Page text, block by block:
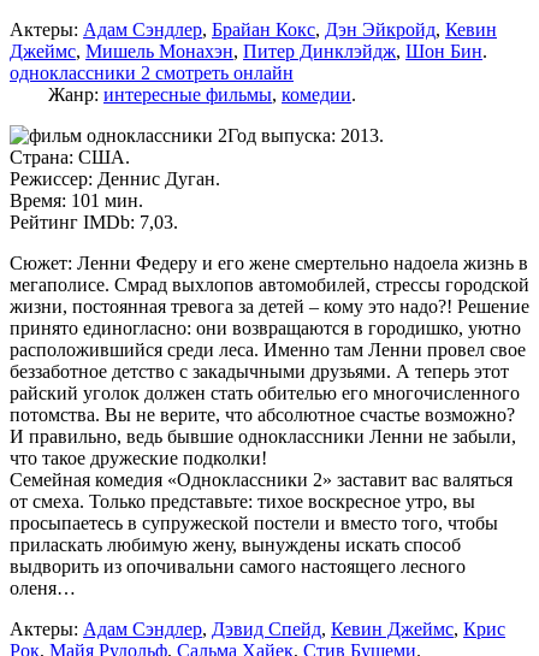
Актеры: Адам Сэндлер, Брайан Кокс, Дэн Эйкройд, Кевин
Джеймс, Мишель Монахэн, Питер Динклэйдж, Шон Бин.
одноклассники 2 смотреть онлайн
Жанр: интересные фильмы, комедии.
Год выпуска: 2013.
Страна: США.
Режиссер: Деннис Дуган.
Время: 101 мин.
Рейтинг IMDb: 7,03.
Сюжет: Ленни Федеру и его жене смертельно надоела жизнь в
мегаполисе. Смрад выхлопов автомобилей, стрессы городской
жизни, постоянная тревога за детей – кому это надо?! Решение
принято единогласно: они возвращаются в городишко, уютно
расположившийся среди леса. Именно там Ленни провел свое
беззаботное детство с закадычными друзьями. А теперь этот
райский уголок должен стать обителью его многочисленного
потомства. Вы не верите, что абсолютное счастье возможно?
И правильно, ведь бывшие одноклассники Ленни не забыли,
что такое дружеские подколки!
Семейная комедия «Одноклассники 2» заставит вас валяться
от смеха. Только представьте: тихое воскресное утро, вы
просыпаетесь в супружеской постели и вместо того, чтобы
приласкать любимую жену, вынуждены искать способ
выдворить из опочивальни самого настоящего лесного
оленя…
Актеры: Адам Сэндлер, Дэвид Спейд, Кевин Джеймс, Крис
Рок, Майя Рудольф, Сальма Хайек, Стив Бушеми.